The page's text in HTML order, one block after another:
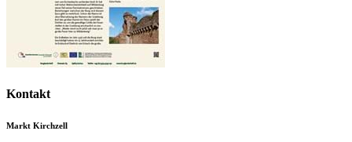
Kontakt
Markt Kirchzell